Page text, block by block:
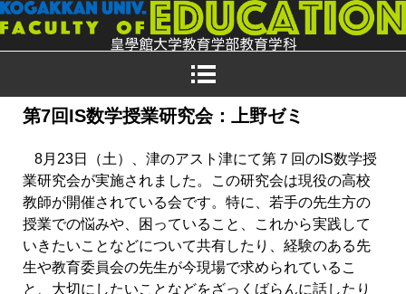
第7回IS数学授業研究会：上野ゼミ
8月23日（土）、津のアスト津にて第７回のIS数学授
業研究会が実施されました。この研究会は現役の高校
教師が開催されている会です。特に、若手の先生方の
授業での悩みや、困っていること、これから実践して
いきたいことなどについて共有したり、経験のある先
生や教育委員会の先生が今現場で求められているこ
と、大切にしたいことなどをざっくばらんに話したり